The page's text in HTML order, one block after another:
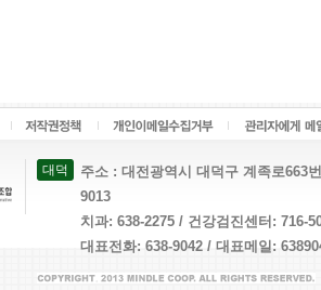
대덕
주소 : 대전광역시 대덕구 계족로663
9013
치과: 638-2275 / 건강검진센터: 716-
대표전화: 638-9042 / 대표메일: